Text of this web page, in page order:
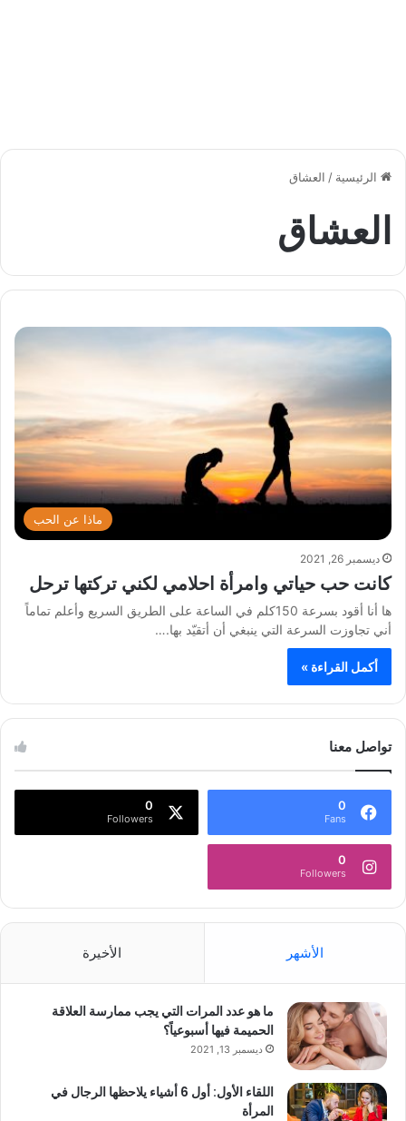
الرئيسية / العشاق
العشاق
ماذا عن الحب
ديسمبر 26, 2021
كانت حب حياتي وامرأة احلامي لكني تركتها ترحل
ها أنا أقود بسرعة 150كلم في الساعة على الطريق السريع وأعلم تماماً
أني تجاوزت السرعة التي ينبغي أن أتقيّد بها.…
أكمل القراءة »
تواصل معنا
0
Fans
0
Followers
0
Followers
الأشهر الأخيرة
ما هو عدد المرات التي يجب ممارسة العلاقة
الحميمة فيها أسبوعياً؟
ديسمبر 13, 2021
اللقاء الأول: أول 6 أشياء يلاحظها الرجال في
المرأة